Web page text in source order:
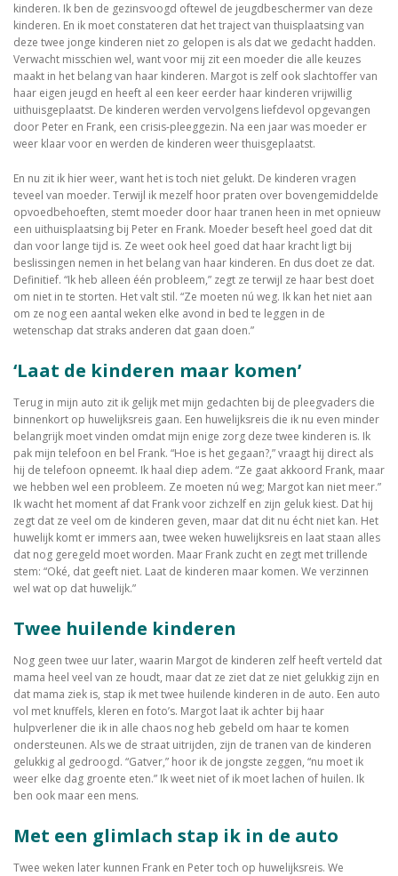
kinderen. Ik ben de gezinsvoogd oftewel de jeugdbeschermer van deze
kinderen. En ik moet constateren dat het traject van thuisplaatsing van
deze twee jonge kinderen niet zo gelopen is als dat we gedacht hadden.
Verwacht misschien wel, want voor mij zit een moeder die alle keuzes
maakt in het belang van haar kinderen. Margot is zelf ook slachtoffer van
haar eigen jeugd en heeft al een keer eerder haar kinderen vrijwillig
uithuisgeplaatst. De kinderen werden vervolgens liefdevol opgevangen
door Peter en Frank, een crisis-pleeggezin. Na een jaar was moeder er
weer klaar voor en werden de kinderen weer thuisgeplaatst.
En nu zit ik hier weer, want het is toch niet gelukt. De kinderen vragen
teveel van moeder. Terwijl ik mezelf hoor praten over bovengemiddelde
opvoedbehoeften, stemt moeder door haar tranen heen in met opnieuw
een uithuisplaatsing bij Peter en Frank. Moeder beseft heel goed dat dit
dan voor lange tijd is. Ze weet ook heel goed dat haar kracht ligt bij
beslissingen nemen in het belang van haar kinderen. En dus doet ze dat.
Definitief. “Ik heb alleen één probleem,” zegt ze terwijl ze haar best doet
om niet in te storten. Het valt stil. “Ze moeten nú weg. Ik kan het niet aan
om ze nog een aantal weken elke avond in bed te leggen in de
wetenschap dat straks anderen dat gaan doen.”
‘Laat de kinderen maar komen’
Terug in mijn auto zit ik gelijk met mijn gedachten bij de pleegvaders die
binnenkort op huwelijksreis gaan. Een huwelijksreis die ik nu even minder
belangrijk moet vinden omdat mijn enige zorg deze twee kinderen is. Ik
pak mijn telefoon en bel Frank. “Hoe is het gegaan?,” vraagt hij direct als
hij de telefoon opneemt. Ik haal diep adem. “Ze gaat akkoord Frank, maar
we hebben wel een probleem. Ze moeten nú weg; Margot kan niet meer.”
Ik wacht het moment af dat Frank voor zichzelf en zijn geluk kiest. Dat hij
zegt dat ze veel om de kinderen geven, maar dat dit nu écht niet kan. Het
huwelijk komt er immers aan, twee weken huwelijksreis en laat staan alles
dat nog geregeld moet worden. Maar Frank zucht en zegt met trillende
stem: “Oké, dat geeft niet. Laat de kinderen maar komen. We verzinnen
wel wat op dat huwelijk.”
Twee huilende kinderen
Nog geen twee uur later, waarin Margot de kinderen zelf heeft verteld dat
mama heel veel van ze houdt, maar dat ze ziet dat ze niet gelukkig zijn en
dat mama ziek is, stap ik met twee huilende kinderen in de auto. Een auto
vol met knuffels, kleren en foto’s. Margot laat ik achter bij haar
hulpverlener die ik in alle chaos nog heb gebeld om haar te komen
ondersteunen. Als we de straat uitrijden, zijn de tranen van de kinderen
gelukkig al gedroogd. “Gatver,” hoor ik de jongste zeggen, “nu moet ik
weer elke dag groente eten.” Ik weet niet of ik moet lachen of huilen. Ik
ben ook maar een mens.
Met een glimlach stap ik in de auto
Twee weken later kunnen Frank en Peter toch op huwelijksreis. We